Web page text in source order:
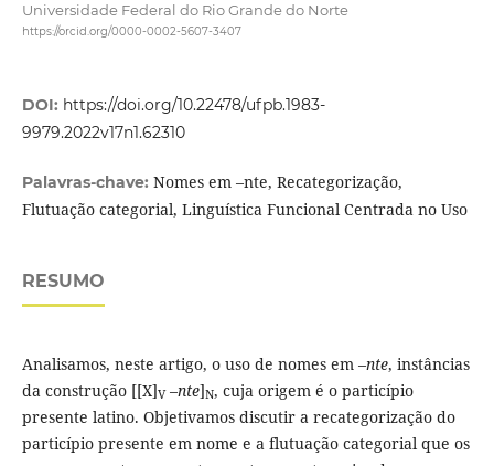
Universidade Federal do Rio Grande do Norte
https://orcid.org/0000-0002-5607-3407
DOI: https://doi.org/10.22478/ufpb.1983-
9979.2022v17n1.62310
Palavras-chave: Nomes em –nte, Recategorização,
Flutuação categorial, Linguística Funcional Centrada no Uso
RESUMO
Analisamos, neste artigo, o uso de nomes em –nte, instâncias
da construção [[X]V–nte]N, cuja origem é o particípio
presente latino. Objetivamos discutir a recategorização do
particípio presente em nome e a flutuação categorial que os